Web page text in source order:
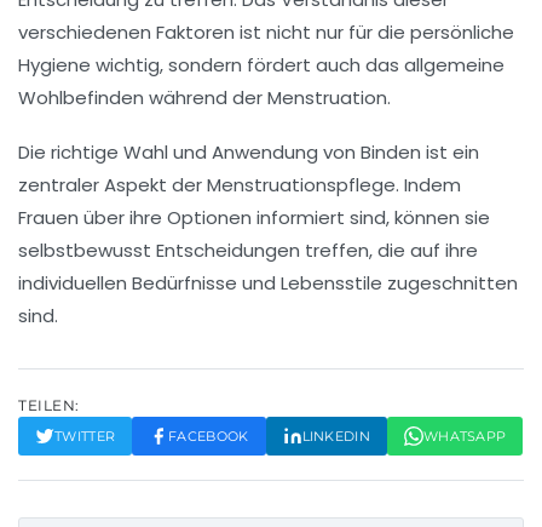
verschiedenen Faktoren ist nicht nur für die persönliche
Hygiene wichtig, sondern fördert auch das allgemeine
Wohlbefinden während der Menstruation.
Die richtige Wahl und Anwendung von Binden ist ein
zentraler Aspekt der Menstruationspflege. Indem
Frauen über ihre Optionen informiert sind, können sie
selbstbewusst Entscheidungen treffen, die auf ihre
individuellen Bedürfnisse und Lebensstile zugeschnitten
sind.
TEILEN:
TWITTER FACEBOOK LINKEDIN WHATSAPP